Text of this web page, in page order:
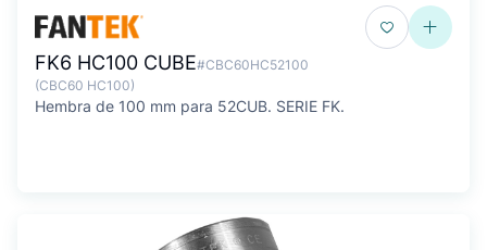
FK6 HC100 CUBE#CBC60HC52100
(CBC60 HC100)
Hembra de 100 mm para 52CUB. SERIE FK.